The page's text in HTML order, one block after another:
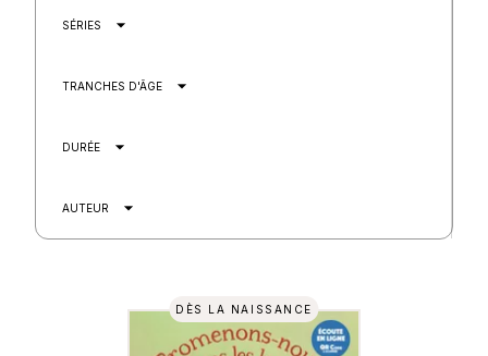
SÉRIES arrow_drop_down
TRANCHES D'ÂGE arrow_drop_down
DURÉE arrow_drop_down
AUTEUR arrow_drop_down
DÈS LA NAISSANCE